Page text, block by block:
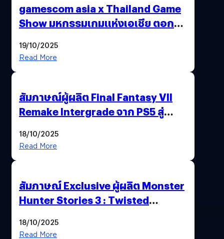
gamescom asia x Thailand Game
Show มหกรรมเกมแห่งเอเชีย ตอกย้ำ
พาณิชย์ร่วมชูความสำเร็จ
19/10/2025
Read More
สัมภาษณ์ผู้ผลิต Final Fantasy VII
Remake Intergrade จาก PS5 สู่
18/10/2025
Read More
สัมภาษณ์ Exclusive ผู้ผลิต Monster
Hunter Stories 3 : Twisted
สวยฉ่ำ !
18/10/2025
Read More